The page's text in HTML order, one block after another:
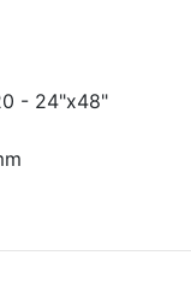
- 24"x48"